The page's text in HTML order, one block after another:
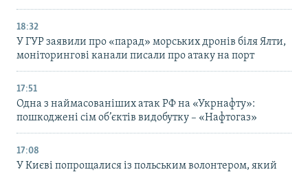
18:32
У ГУР заявили про «парад» морських дронів біля Ялти,
моніторингові канали писали про атаку на порт
17:51
Одна з наймасованіших атак РФ на «Укрнафту»:
пошкоджені сім об’єктів видобутку – «Нафтогаз»
17:08
У Києві попрощалися із польським волонтером, який